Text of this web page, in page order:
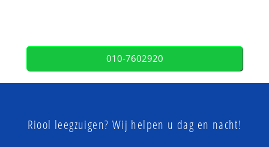
010-7602920
Riool leegzuigen? Wij helpen u dag en nacht!